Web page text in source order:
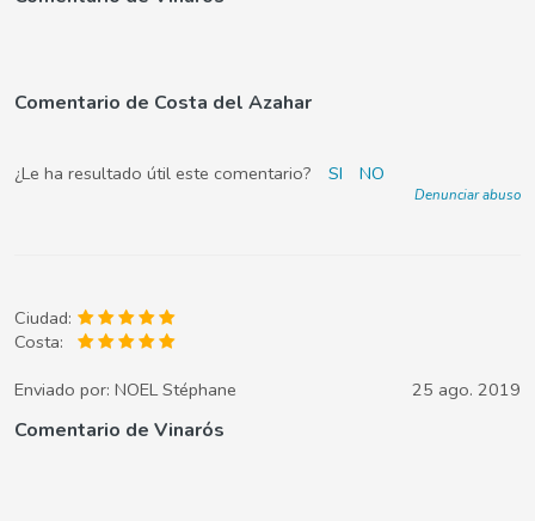
Comentario de Costa del Azahar
¿Le ha resultado útil este comentario? SI NO
Denunciar abuso
Ciudad:
Costa:
Enviado por: NOEL Stéphane 25 ago. 2019
Comentario de Vinarós